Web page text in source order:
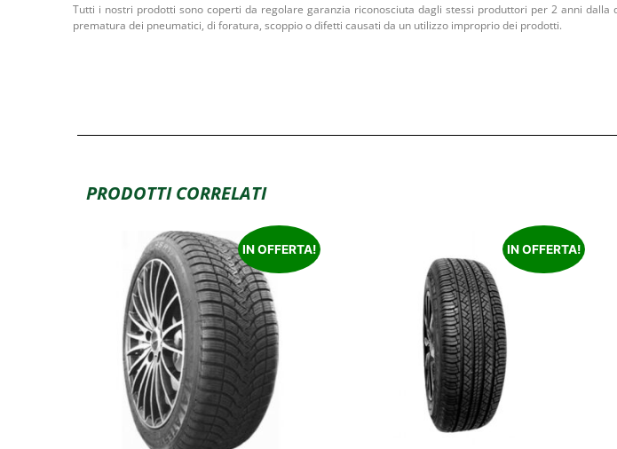
Tutti i nostri prodotti sono coperti da regolare garanzia riconosciuta dagli stessi produttori per 2 anni
prematura dei pneumatici, di foratura, scoppio o difetti causati da un utilizzo improprio dei prodotti.
PRODOTTI CORRELATI
IN OFFERTA! IN OFFERTA!